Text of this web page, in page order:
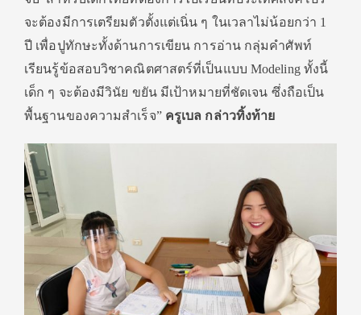
จะต้องมีการเตรียมตัวตั้งแต่เนิ่น ๆ ในเวลาไม่น้อยกว่า 1
ปี เพื่อปูทักษะทั้งด้านการเขียน การอ่าน กลุ่มคำศัพท์
เรียนรู้ข้อสอบวิชาคณิตศาสตร์ที่เป็นแบบ Modeling ทั้งนี้
เด็ก ๆ จะต้องมีวินัย ขยัน มีเป้าหมายที่ชัดเจน ซึ่งถือเป็น
พื้นฐานของความสำเร็จ”ครูเบล กล่าวทิ้งท้าย